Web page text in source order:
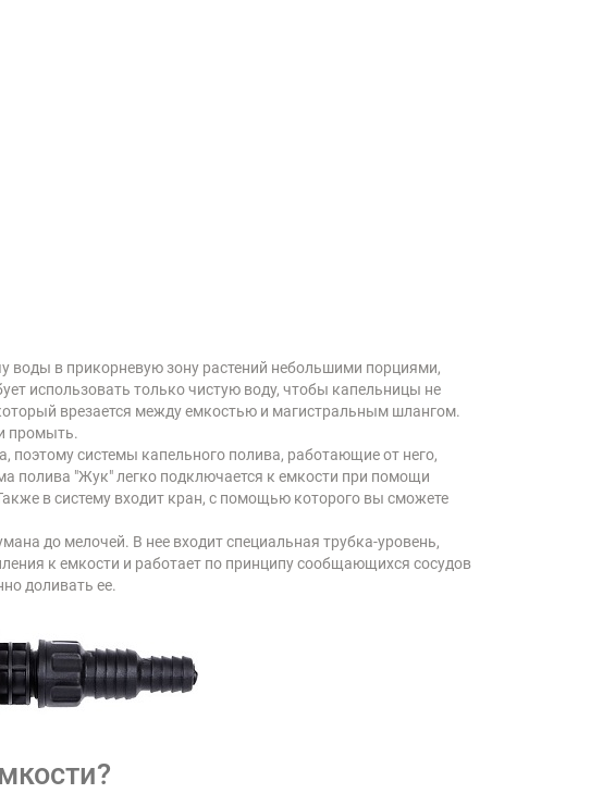
воды в прикорневую зону растений небольшими порциями,
использовать только чистую воду, чтобы капельницы не
врезается между емкостью и магистральным шлангом.
промыть.
поэтому системы капельного полива, работающие от него,
полива "Жук" легко подключается к емкости при помощи
в систему входит кран, с помощью которого вы сможете
до мелочей. В нее входит специальная трубка-уровень,
к емкости и работает по принципу сообщающихся сосудов
доливать ее.